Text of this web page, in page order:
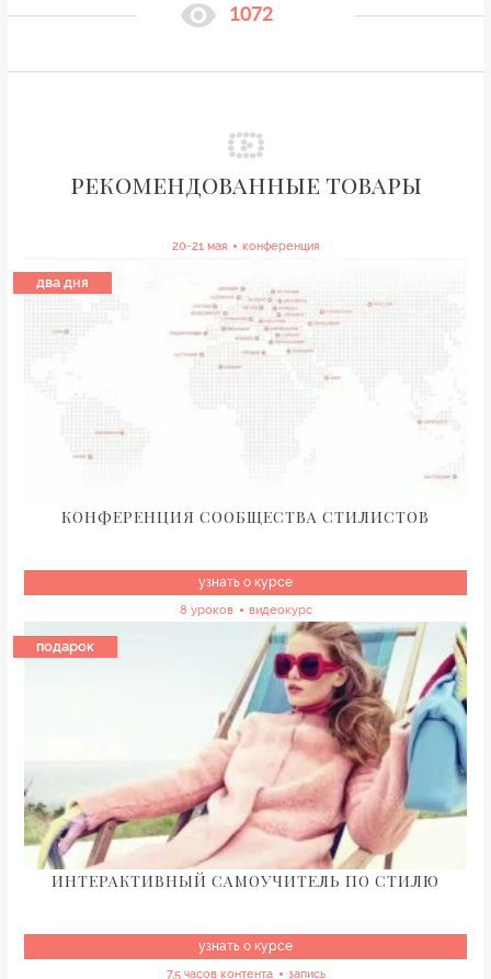
1072
рекомендованные товары
20-21 мая конференция
два дня
КОНФЕРЕНЦИЯ СООБЩЕСТВА СТИЛИСТОВ
узнать о курсе
8 уроков видеокурс
подарок
ИНТЕРАКТИВНЫЙ САМОУЧИТЕЛЬ ПО СТИЛЮ
узнать о курсе
7,5 часов контента запись